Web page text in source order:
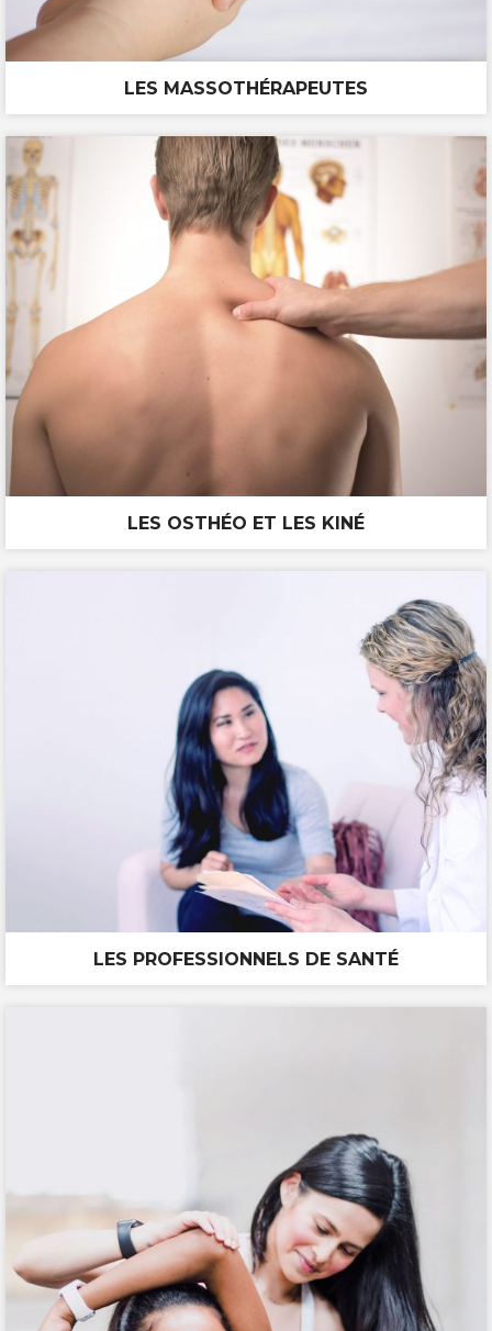
LES MASSOTHÉRAPEUTES
LES OSTHÉO ET LES KINÉ
LES PROFESSIONNELS DE SANTÉ